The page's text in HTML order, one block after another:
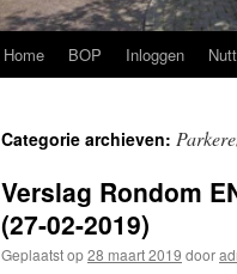
Home BOP Inloggen
Categorie archieven:
Verslag Rondom
(27-02-2019)
Geplaatst op28 maart 2019 door